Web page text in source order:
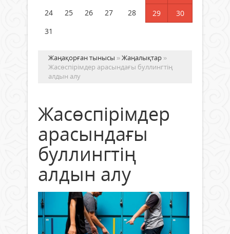
24
25 26 27 28 29
30
31
Жаңақорған тынысы »Жаңалықтар »
Жасөспірімдер арасындағы буллингтің
алдын алу
Жасөспірімдер
арасындағы
буллингтің
алдын алу